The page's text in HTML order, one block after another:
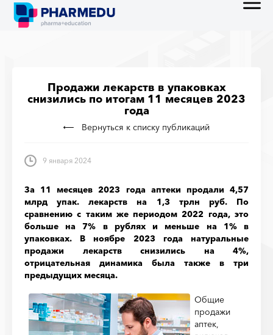
Продажи лекарств в упаковках
снизились по итогам 11 месяцев 2023
года
Вернуться к списку публикаций
9 января 2024
За 11 месяцев 2023 года аптеки продали 4,57
млрд упак. лекарств на 1,3 трлн руб. По
сравнению с таким же периодом 2022 года, это
больше на 7% в рублях и меньше на 1% в
упаковках. В ноябре 2023 года натуральные
продажи лекарств снизились на 4%,
отрицательная динамика была также в три
предыдущих месяца.
Общие
продажи
аптек,